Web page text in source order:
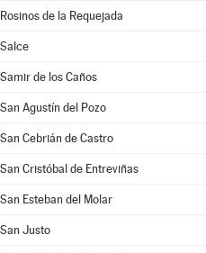
Rosinos de la Requejada
Salce
Samir de los Caños
San Agustín del Pozo
San Cebrián de Castro
San Cristóbal de Entreviñas
San Esteban del Molar
San Justo